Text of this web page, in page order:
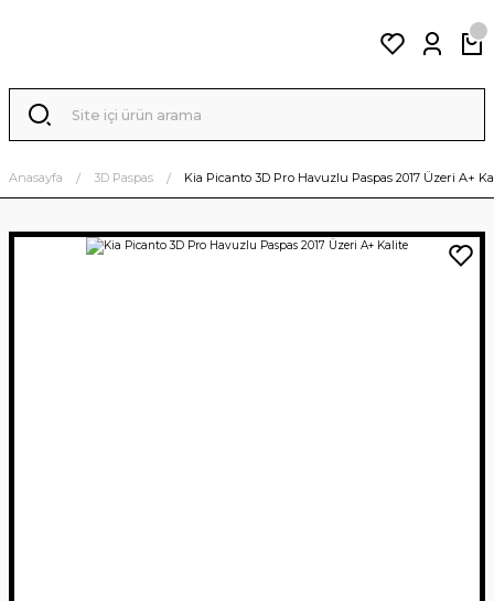
Anasayfa 3D Paspas Kia Picanto 3D Pro Havuzlu Paspas 2017 Üzeri A+